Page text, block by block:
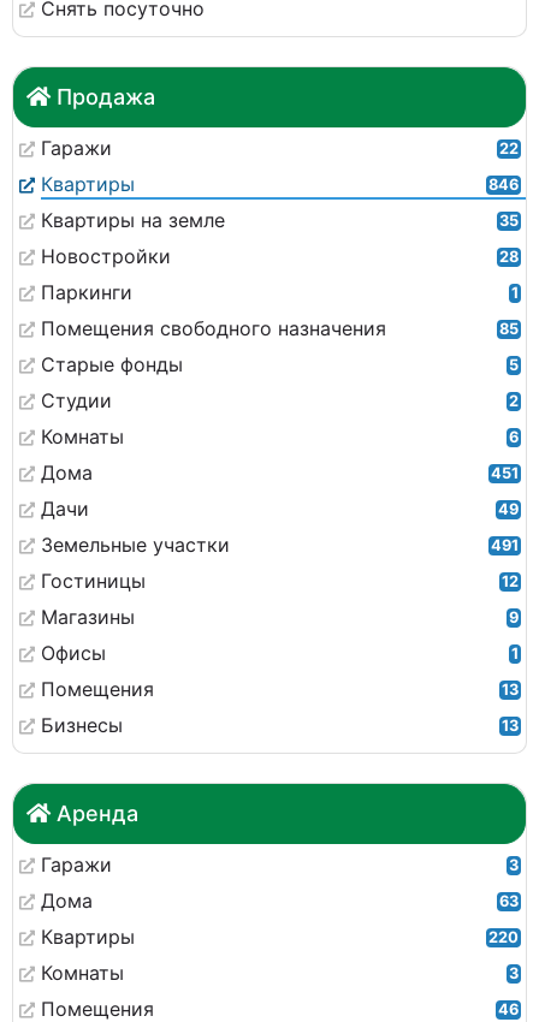
Снять посуточно
Продажа
Гаражи 22
Квартиры 846
Квартиры на земле 35
Новостройки 28
Паркинги 1
Помещения свободного назначения 85
Старые фонды 5
Студии 2
Комнаты 6
Дома 451
Дачи 49
Земельные участки 491
Гостиницы 12
Магазины 9
Офисы 1
Помещения 13
Бизнесы 13
Аренда
Гаражи 3
Дома 63
Квартиры 220
Комнаты 3
Помещения 46